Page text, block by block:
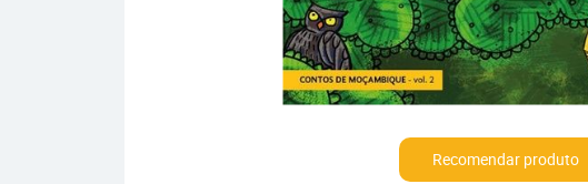
Recomendar produto